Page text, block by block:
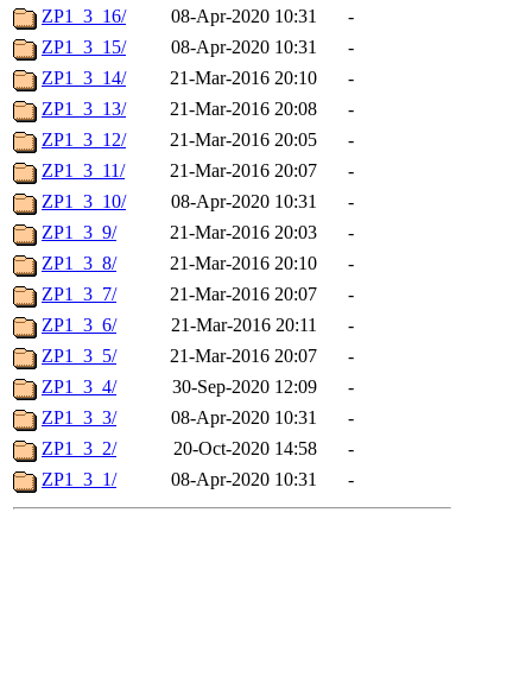
ZP1_3_16/
08-Apr-2020 10:31
-
ZP1_3_15/
08-Apr-2020 10:31
-
ZP1_3_14/
21-Mar-2016 20:10
-
ZP1_3_13/
21-Mar-2016 20:08
-
ZP1_3_12/
21-Mar-2016 20:05
-
ZP1_3_11/
21-Mar-2016 20:07
-
ZP1_3_10/
08-Apr-2020 10:31
-
ZP1_3_9/
21-Mar-2016 20:03
-
ZP1_3_8/
21-Mar-2016 20:10
-
ZP1_3_7/
21-Mar-2016 20:07
-
ZP1_3_6/
21-Mar-2016 20:11
-
ZP1_3_5/
21-Mar-2016 20:07
-
ZP1_3_4/
30-Sep-2020 12:09
-
ZP1_3_3/
08-Apr-2020 10:31
-
ZP1_3_2/
20-Oct-2020 14:58
-
ZP1_3_1/
08-Apr-2020 10:31 -